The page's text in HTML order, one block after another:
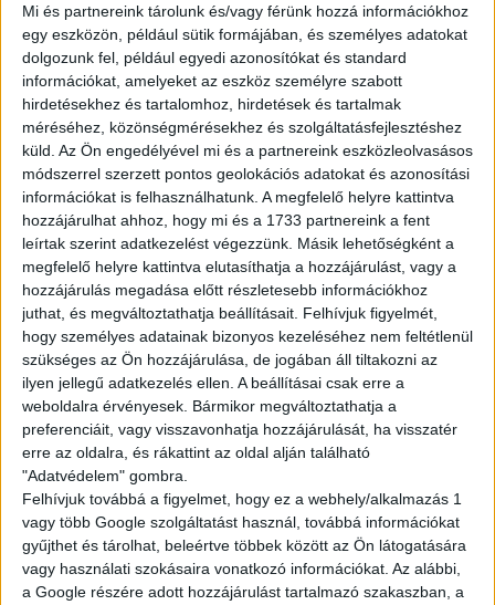
Mi és partnereink tárolunk és/vagy férünk hozzá információkhoz
egy eszközön, például sütik formájában, és személyes adatokat
dolgozunk fel, például egyedi azonosítókat és standard
információkat, amelyeket az eszköz személyre szabott
hirdetésekhez és tartalomhoz, hirdetések és tartalmak
méréséhez, közönségmérésekhez és szolgáltatásfejlesztéshez
küld. Az Ön engedélyével mi és a partnereink eszközleolvasásos
módszerrel szerzett pontos geolokációs adatokat és azonosítási
információkat is felhasználhatunk. A megfelelő helyre kattintva
hozzájárulhat ahhoz, hogy mi és a 1733 partnereink a fent
leírtak szerint adatkezelést végezzünk. Másik lehetőségként a
megfelelő helyre kattintva elutasíthatja a hozzájárulást, vagy a
hozzájárulás megadása előtt részletesebb információkhoz
juthat, és megváltoztathatja beállításait. Felhívjuk figyelmét,
hogy személyes adatainak bizonyos kezeléséhez nem feltétlenül
szükséges az Ön hozzájárulása, de jogában áll tiltakozni az
ilyen jellegű adatkezelés ellen. A beállításai csak erre a
weboldalra érvényesek. Bármikor megváltoztathatja a
preferenciáit, vagy visszavonhatja hozzájárulását, ha visszatér
erre az oldalra, és rákattint az oldal alján található
"Adatvédelem" gombra.
Felhívjuk továbbá a figyelmet, hogy ez a webhely/alkalmazás 1
vagy több Google szolgáltatást használ, továbbá információkat
gyűjthet és tárolhat, beleértve többek között az Ön látogatására
vagy használati szokásaira vonatkozó információkat. Az alábbi,
a Google részére adott hozzájárulást tartalmazó szakaszban, a
Kilépés
kérelmezése
NÉV*
EMAIL CÍM*
ANYJA NEVE*